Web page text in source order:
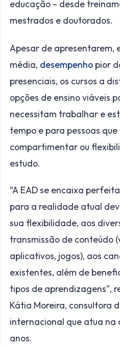
educação – desde
mestrados e doutorados.
Apesar de apresentarem,
média, desempenho pior
presenciais, os cursos a
opções de ensino viáveis
necessitam trabalhar e
tempo e para pessoas
compartimentar ou
estudo.
“A EAD se encaixa
para a realidade atual
sua flexibilidade, aos
transmissão de conteúdo
aplicativos, jogos), aos
existentes, além de
tipos de aprendizagens”,
Kátia Moreira, consultora
internacional que atua na
anos.